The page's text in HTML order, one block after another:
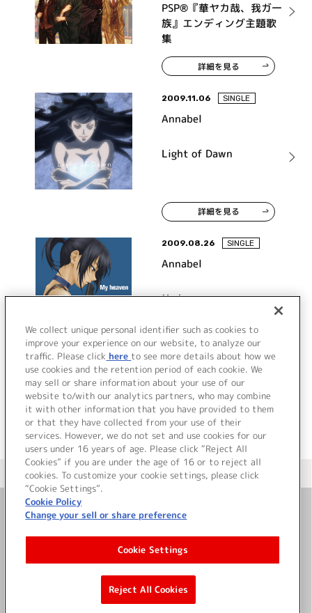
PSP®『華ヤカ哉、我ガ一
族』エンディング主題歌
集
詳細を見る
2009.11.06 SINGLE
Annabel
Light of Dawn
詳細を見る
2009.08.26 SINGLE
Annabel
My heaven
詳細を見る
＜ カタログサイト トップページへ
お問い合わせ
サイト利用について
©Bandai Namco Music Live Inc.
We collect unique personal identifier such as cookies to
improve your experience on our website, to analyze our
traffic. Please click here to see more details about how we
use cookies and the retention period of each cookie. We
may sell or share information about your use of our
website to/with our analytics partners, who may combine
it with other information that you have provided to them
or that they have collected from your use of their
services. However, we do not set and use cookies for our
users under 16 years of age. Please click “Reject All
Cookies” if you are under the age of 16 or to reject all
cookies. To customize your cookie settings, please click
“Cookie Settings”.
Cookie Policy
Change your sell or share preference
Cookie Settings
Reject All Cookies